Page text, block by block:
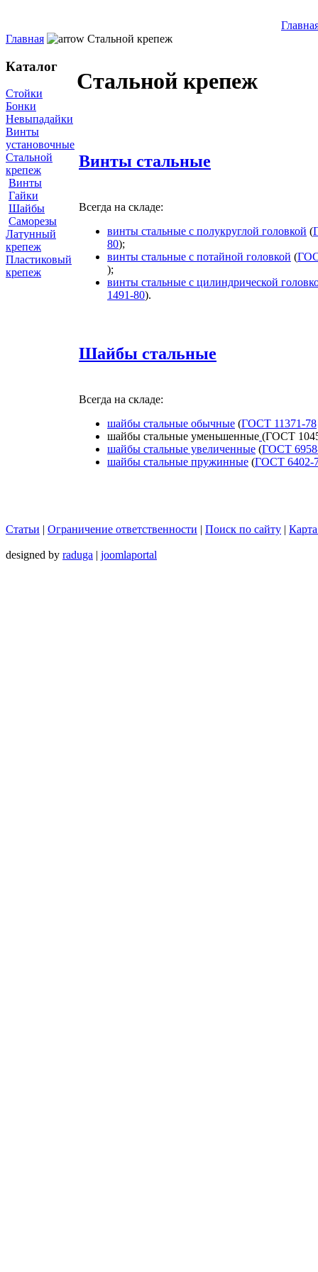
Главная
Стальной крепеж
Каталог
Стойки
Бонки
Невыпадайки
Винты
установочные
Стальной
крепеж
Винты
Гайки
Шайбы
Саморезы
Латунный
крепеж
Пластиковый
крепеж
Стальной крепеж
Винты стальные
Всегда на складе:
винты стальные с полукруглой головкой (
80);
винты стальные с потайной головкой (
);
винты стальные с цилиндрической
1491-80).
Шайбы стальные
Всегда на складе:
шайбы стальные обычные (ГОСТ 11371-78
шайбы стальные уменьшенные (ГОСТ
шайбы стальные увеличенные (ГОСТ
шайбы стальные пружинные (ГОСТ 6402-
Статьи | Ограничение ответственности | Поиск по сайту |
designed by raduga | joomlaportal